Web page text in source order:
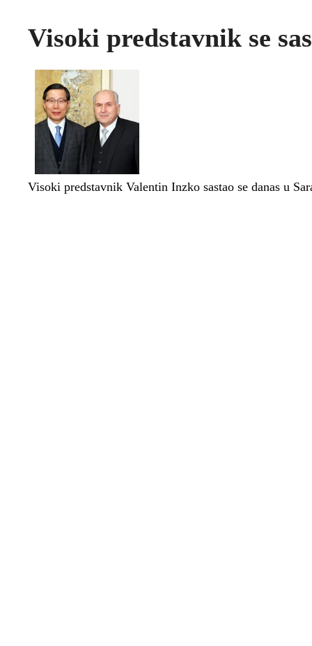
Visoki predstavnik se
Visoki predstavnik Valentin Inzko sastao se danas u